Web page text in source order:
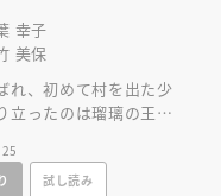
幸子
美保
れ、初めて村を出た少
立ったのは瑠璃の王宮
がおくる、本格ハイフ
ー！試し読み